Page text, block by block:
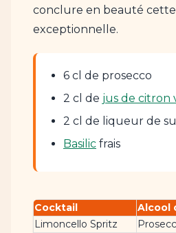
conclure en beauté
exceptionnelle.
6 cl de prosecco
2 cl de jus de citron
2 cl de liqueur de
Basilic frais
Cocktail Alcool
Limoncello Spritz